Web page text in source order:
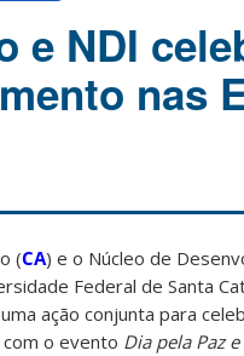
e NDI
nas
(CA) e o Núcleo de
Federal de Santa
ação conjunta para
com o evento Dia pela Paz